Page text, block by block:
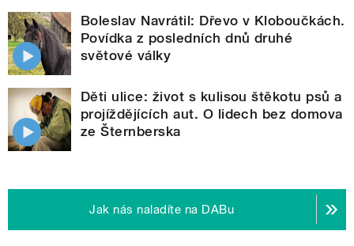
Boleslav Navrátil: Dřevo v Kloboučkách.
Povídka z posledních dnů druhé
světové války
Děti ulice: život s kulisou štěkotu psů a
projíždějících aut. O lidech bez domova
ze Šternberska
Jak nás naladíte na DABu